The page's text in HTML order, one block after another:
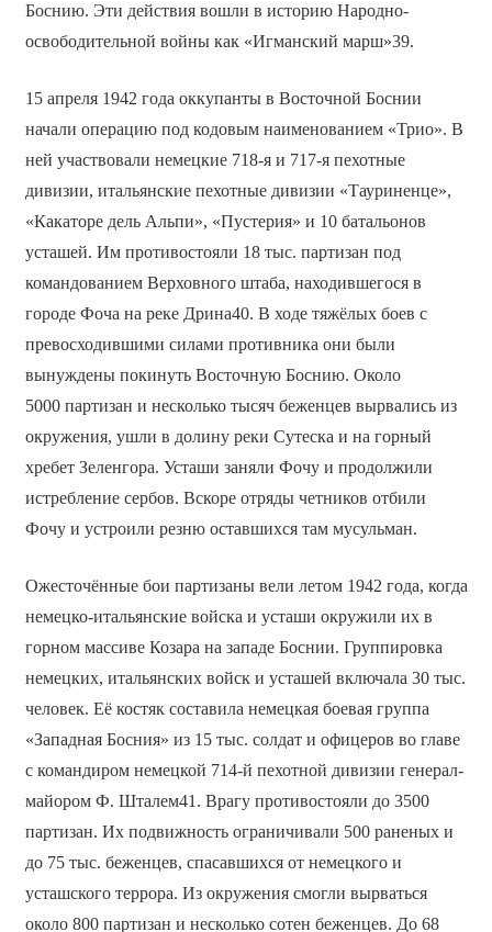
Боснию. Эти действия вошли в историю Народно-
освободительной войны как «Игманский марш»39.
15 апреля 1942 года оккупанты в Восточной Боснии
начали операцию под кодовым наименованием «Трио». В
ней участвовали немецкие 718-я и 717-я пехотные
дивизии, итальянские пехотные дивизии «Тауриненце»,
«Какаторе дель Альпи», «Пустерия» и 10 батальонов
усташей. Им противостояли 18 тыс. партизан под
командованием Верховного штаба, находившегося в
городе Фоча на реке Дрина40. В ходе тяжёлых боев с
превосходившими силами противника они были
вынуждены покинуть Восточную Боснию. Около
5000 партизан и несколько тысяч беженцев вырвались из
окружения, ушли в долину реки Сутеска и на горный
хребет Зеленгора. Усташи заняли Фочу и продолжили
истребление сербов. Вскоре отряды четников отбили
Фочу и устроили резню оставшихся там мусульман.
Ожесточённые бои партизаны вели летом 1942 года, когда
немецко-итальянские войска и усташи окружили их в
горном массиве Козара на западе Боснии. Группировка
немецких, итальянских войск и усташей включала 30 тыс.
человек. Её костяк составила немецкая боевая группа
«Западная Босния» из 15 тыс. солдат и офицеров во главе
с командиром немецкой 714-й пехотной дивизии генерал-
майором Ф. Шталем41. Врагу противостояли до 3500
партизан. Их подвижность ограничивали 500 раненых и
до 75 тыс. беженцев, спасавшихся от немецкого и
усташского террора. Из окружения смогли вырваться
около 800 партизан и несколько сотен беженцев. До 68